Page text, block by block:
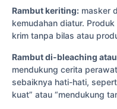
Rambut keriting: masker
kemudahan diatur.
krim tanpa bilas atau
Rambut di-bleaching
mendukung cerita
sebaiknya hati-hati,
kuat” atau “mendukung